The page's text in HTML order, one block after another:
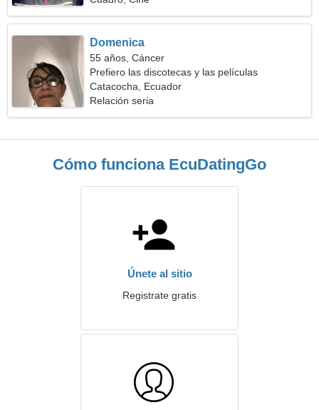
Domenica
55 años, Cáncer
Prefiero las discotecas y las películas
Catacocha, Ecuador
Relación seria
Cómo funciona EcuDatingGo
Únete al sitio
Registrate gratis